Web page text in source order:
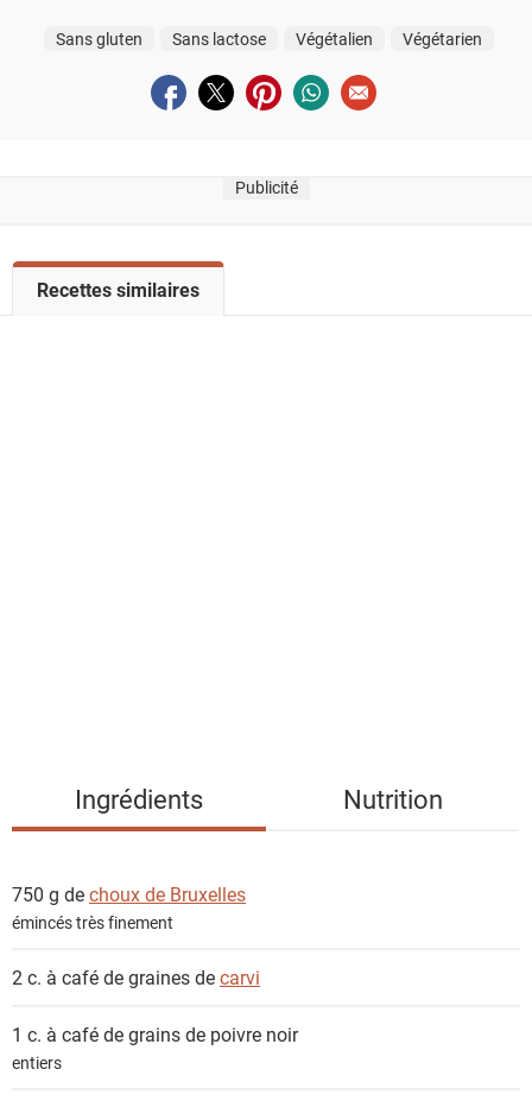
Sans gluten Sans lactose Végétalien Végétarien
Partager sur facebook
Partager sur twitter
Partager sur pinterest
Partager sur whatsapp
Envoyer à un ami
Publicité
o
i
e
n
s
Recettes similaires
Ingrédients Nutrition
750 g dechoux de Bruxelles
émincés très finement
2 c. à café de graines decarvi
1 c. à café de grains de poivre noir
entiers